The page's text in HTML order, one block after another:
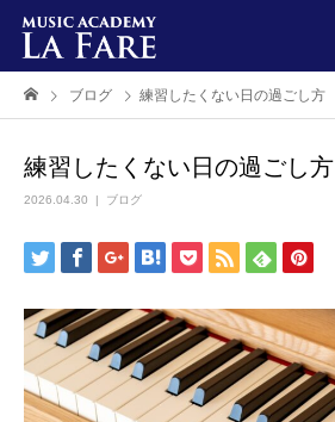
ブログ 練習したくない日の過ごし方
練習したくない日の過ごし方
2026.04.30 ブログ